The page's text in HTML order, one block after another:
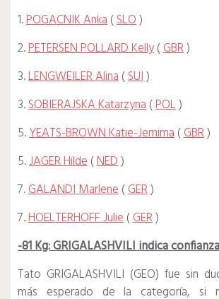
1.POGACNIK Anka(SLO)
2.PETERSEN POLLARD Kelly(GBR)
3.LENGWEILER Alina(SUI)
3.SOBIERAJSKA Katarzyna(POL)
5.YEATS-BROWN Katie-Jemima(GBR)
5.JAGER Hilde(NED)
7.GALANDI Marlene(GER)
7.HOELTERHOFF Julie(GER)
-81 Kg: GRIGALASHVILI indica
Tato GRIGALASHVILI (GEO) fue sin
más esperado de la categoría,